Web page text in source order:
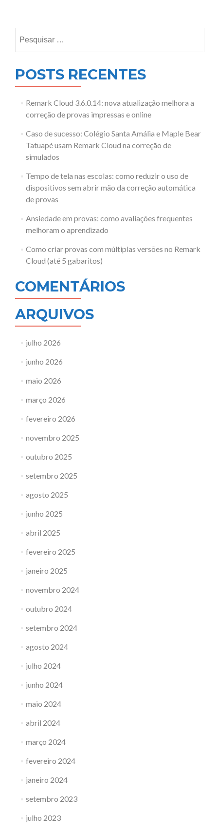
navigation
por:
POSTS RECENTES
Remark Cloud 3.6.0.14: nova atualização melhora a
correção de provas impressas e online
Caso de sucesso: Colégio Santa Amália e Maple Bear
Tatuapé usam Remark Cloud na correção de
simulados
Tempo de tela nas escolas: como reduzir o uso de
dispositivos sem abrir mão da correção automática
de provas
Ansiedade em provas: como avaliações frequentes
melhoram o aprendizado
Como criar provas com múltiplas versões no Remark
Cloud (até 5 gabaritos)
COMENTÁRIOS
ARQUIVOS
julho 2026
junho 2026
maio 2026
março 2026
fevereiro 2026
novembro 2025
outubro 2025
setembro 2025
agosto 2025
junho 2025
abril 2025
fevereiro 2025
janeiro 2025
novembro 2024
outubro 2024
setembro 2024
agosto 2024
julho 2024
junho 2024
maio 2024
abril 2024
março 2024
fevereiro 2024
janeiro 2024
setembro 2023
julho 2023